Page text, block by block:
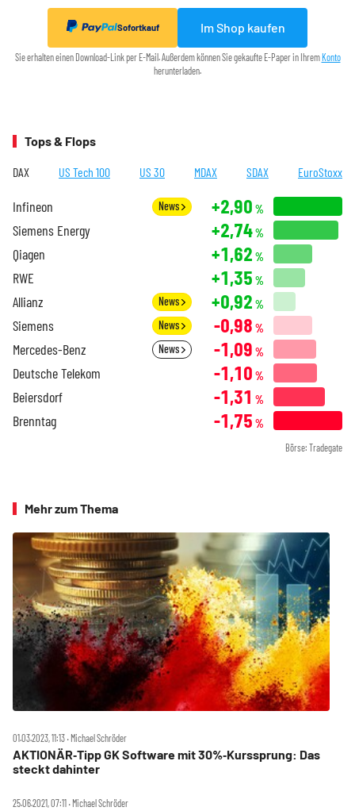
Sofortkauf Im Shop kaufen
Sie erhalten einen Download-Link per E-Mail. Außerdem können Sie gekaufte E-Paper in Ihrem Konto
herunterladen.
Tops & Flops
DAX US Tech 100 US 30 MDAX SDAX EuroStoxx
Infineon News +2,90 %
Siemens Energy +2,74%
Qiagen +1,62 %
RWE +1,35 %
Allianz News +0,92 %
Siemens News -0,98 %
Mercedes-Benz News -1,09 %
Deutsche Telekom -1,10 %
Beiersdorf -1,31 %
Brenntag -1,75 %
Börse: Tradegate
Mehr zum Thema
01.03.2023, 11:13 ‧ Michael Schröder
AKTIONÄR‑Tipp GK Software mit 30%‑Kurssprung: Das
steckt dahinter
25.06.2021, 07:11 ‧ Michael Schröder